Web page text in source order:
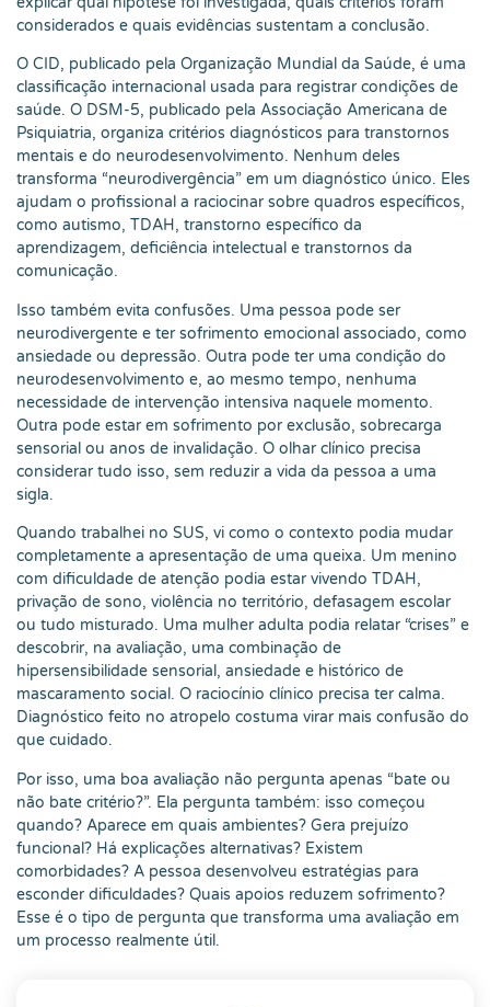
considerados e quais evidências sustentam a conclusão.
O CID, publicado pela Organização Mundial da Saúde, é uma
classificação internacional usada para registrar condições de
saúde. O DSM-5, publicado pela Associação Americana de
Psiquiatria, organiza critérios diagnósticos para transtornos
mentais e do neurodesenvolvimento. Nenhum deles
transforma “neurodivergência” em um diagnóstico único. Eles
ajudam o profissional a raciocinar sobre quadros específicos,
como autismo, TDAH, transtorno específico da
aprendizagem, deficiência intelectual e transtornos da
comunicação.
Isso também evita confusões. Uma pessoa pode ser
neurodivergente e ter sofrimento emocional associado, como
ansiedade ou depressão. Outra pode ter uma condição do
neurodesenvolvimento e, ao mesmo tempo, nenhuma
necessidade de intervenção intensiva naquele momento.
Outra pode estar em sofrimento por exclusão, sobrecarga
sensorial ou anos de invalidação. O olhar clínico precisa
considerar tudo isso, sem reduzir a vida da pessoa a uma
sigla.
Quando trabalhei no SUS, vi como o contexto podia mudar
completamente a apresentação de uma queixa. Um menino
com dificuldade de atenção podia estar vivendo TDAH,
privação de sono, violência no território, defasagem escolar
ou tudo misturado. Uma mulher adulta podia relatar “crises” e
descobrir, na avaliação, uma combinação de
hipersensibilidade sensorial, ansiedade e histórico de
mascaramento social. O raciocínio clínico precisa ter calma.
Diagnóstico feito no atropelo costuma virar mais confusão do
que cuidado.
Por isso, uma boa avaliação não pergunta apenas “bate ou
não bate critério?”. Ela pergunta também: isso começou
quando? Aparece em quais ambientes? Gera prejuízo
funcional? Há explicações alternativas? Existem
comorbidades? A pessoa desenvolveu estratégias para
esconder dificuldades? Quais apoios reduzem sofrimento?
Esse é o tipo de pergunta que transforma uma avaliação em
um processo realmente útil.